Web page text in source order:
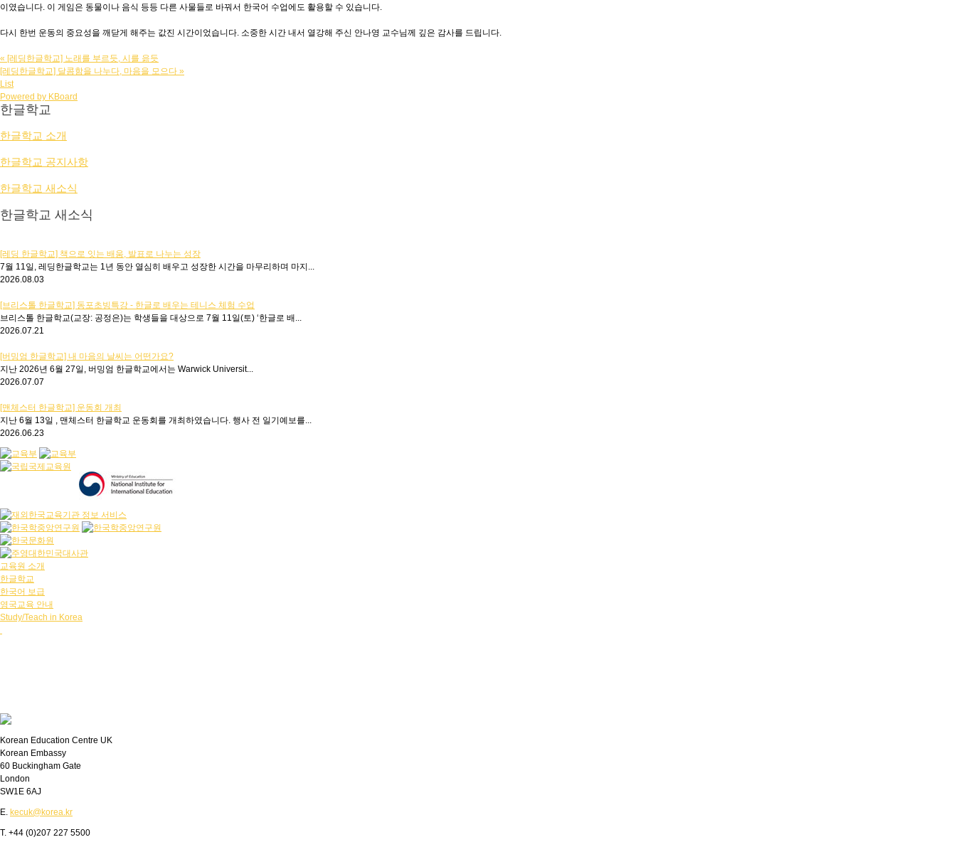
이였습니다. 이 게임은 동물이나 음식 등등 다른 사물들로 바꿔서 한국어 수업에도 활용할 수 있습니다.
다시 한번 운동의 중요성을 깨닫게 해주는 값진 시간이었습니다. 소중한 시간 내서 열강해 주신 안나영 교수님께 깊은 감사를 드립니다.
« [레딩한글학교] 노래를 부르듯, 시를 읊듯
[레딩한글학교] 달콤함을 나누다, 마음을 모으다 »
List
Powered by KBoard
한글학교
한글학교 소개
한글학교 공지사항
한글학교 새소식
한글학교 새소식
[레딩 한글학교] 책으로 잇는 배움, 발표로 나누는 성장
7월 11일, 레딩한글학교는 1년 동안 열심히 배우고 성장한 시간을 마무리하며 마지...
2026.08.03
[브리스톨 한글학교] 동포초빙특강 - 한글로 배우는 테니스 체험 수업
브리스톨 한글학교(교장: 공정은)는 학생들을 대상으로 7월 11일(토) ‘한글로 배...
2026.07.21
[버밍엄 한글학교] 내 마음의 날씨는 어떤가요?
지난 2026년 6월 27일, 버밍엄 한글학교에서는 Warwick Universit...
2026.07.07
[맨체스터 한글학교] 운동회 개최
지난 6월 13일 , 맨체스터 한글학교 운동회를 개최하였습니다. 행사 전 일기예보를...
2026.06.23
교육원 소개
한글학교
한국어 보급
영국교육 안내
Study/Teach in Korea
Korean Education Centre UK
Korean Embassy
60 Buckingham Gate
London
SW1E 6AJ
E. kecuk@korea.kr
T. +44 (0)207 227 5500